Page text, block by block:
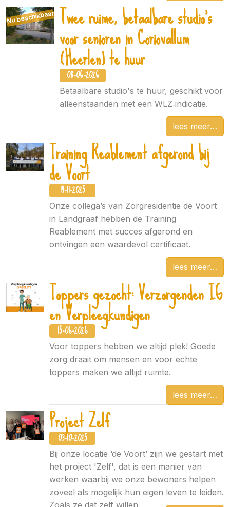
Nu beschikbaar Twee ruime, betaalbare studio’s
voor senioren in Coriovallum
(Heerlen) te huur
08-06-2026
Betaalbare studio's te huur, geschikt voor
alleenstaanden met een WLZ‑indicatie.
lees meer
Training Reablement afgerond bij
de Voort
14-11-2025
Onze collega’s van Zorgresidentie de Voort
in Landgraaf hebben de Training
Reablement met succes afgerond en
ontvingen een waardevol certificaat.
lees meer
Toppers gezocht: Verzorgenden IG
en Verpleegkundigen
15-06-2026
Voor toppers hebben we altijd plek! Goede
zorg draait om mensen en voor echte
toppers maken we altijd ruimte.
lees meer
Project Zelf
03-10-2025
Bij onze locatie ‘de Voort’ zijn we gestart met
het project 'Zelf', dat is een manier van
werken waarbij we onze bewoners helpen
zoveel als mogelijk hun eigen leven te leiden.
Zoals ze dat zelf willen.